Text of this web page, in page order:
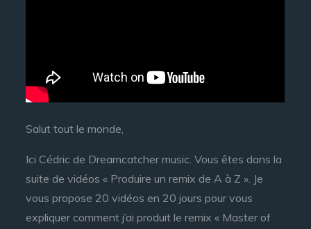
Salut tout le monde,
Ici Cédric de Dreamcatcher music. Vous êtes dans la
suite de vidéos « Produire un remix de A à Z ». Je
vous propose 20 vidéos en 20 jours pour vous
expliquer comment j’ai produit le remix « Master of